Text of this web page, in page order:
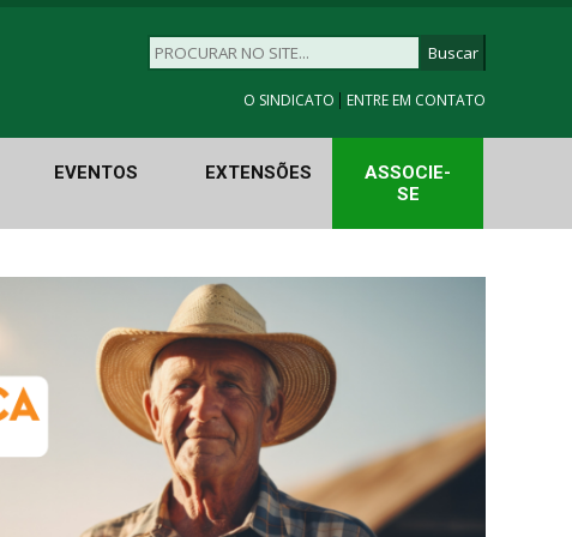
O SINDICATO | ENTRE EM CONTATO
EVENTOS EXTENSÕES
ASSOCIE-
SE